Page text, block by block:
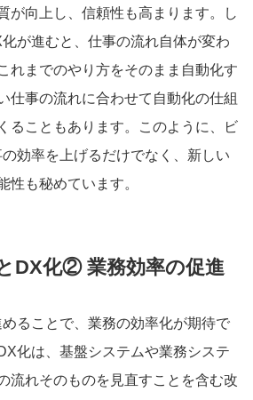
が向上し、信頼性も高まります。し
が進むと、仕事の流れ自体が変わ
れまでのやり方をそのまま自動化す
仕事の流れに合わせて自動化の仕組
ることもあります。このように、ビ
効率を上げるだけでなく、新しい
性も秘めています。
DX化② 業務効率の促進
ることで、業務の効率化が期待で
化は、基盤システムや業務システ
流れそのものを見直すことを含む改